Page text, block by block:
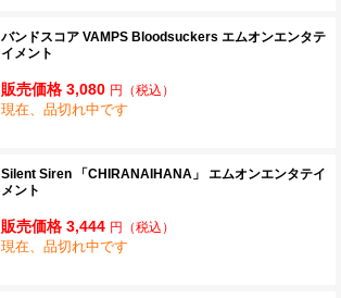
バンドスコア VAMPS Bloodsuckers エムオンエンタテ
イメント
販売価格 3,080 円 （税込）
現在、品切れ中です
Silent Siren 「CHIRANAIHANA」 エムオンエンタテイ
メント
販売価格 3,444 円 （税込）
現在、品切れ中です